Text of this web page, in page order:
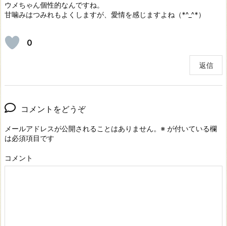
ウメちゃん個性的なんですね。
甘噛みはつみれもよくしますが、愛情を感じますよね（*^_^*）
0
返信
コメントをどうぞ
メールアドレスが公開されることはありません。 ※ が付いている欄
は必須項目です
コメント